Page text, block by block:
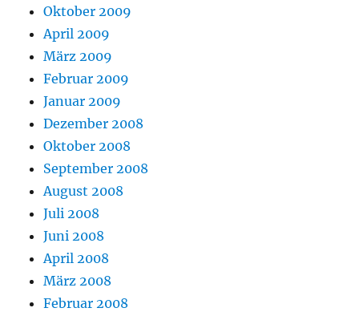
Oktober 2009
April 2009
März 2009
Februar 2009
Januar 2009
Dezember 2008
Oktober 2008
September 2008
August 2008
Juli 2008
Juni 2008
April 2008
März 2008
Februar 2008